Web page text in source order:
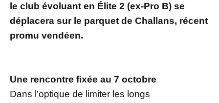
le club évoluant en Élite 2 (ex-Pro B) se
déplacera sur le parquet de Challans, récent
promu vendéen.
Une rencontre fixée au 7 octobre
Dans l’optique de limiter les longs